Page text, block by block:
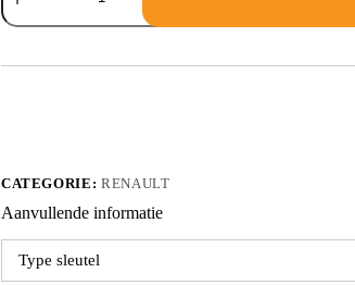
2
knoppen
Espace
CATEGORIE:RENAULT
Aanvullende informatie
Type sleutel